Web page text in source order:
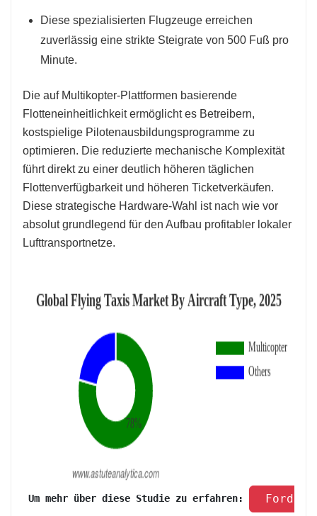
Diese spezialisierten Flugzeuge erreichen
zuverlässig eine strikte Steigrate von 500 Fuß pro
Minute.
Die auf Multikopter-Plattformen basierende
Flotteneinheitlichkeit ermöglicht es Betreibern,
kostspielige Pilotenausbildungsprogramme zu
optimieren. Die reduzierte mechanische Komplexität
führt direkt zu einer deutlich höheren täglichen
Flottenverfügbarkeit und höheren Ticketverkäufen.
Diese strategische Hardware-Wahl ist nach wie vor
absolut grundlegend für den Aufbau profitabler lokaler
Lufttransportnetze.
Um mehr über diese Studie zu erfahren: